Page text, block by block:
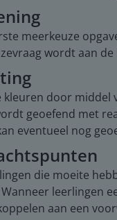
meerkeuze
wordt aan
kleuren door middel
geoefend met
eventueel nog
die moeite
leerlingen
aan een